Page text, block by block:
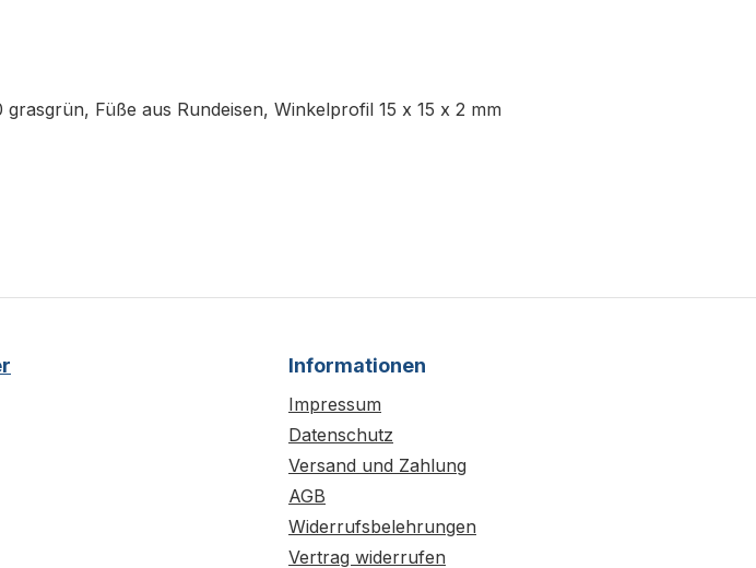
Füße aus Rundeisen, Winkelprofil 15 x 15 x 2 mm
Informationen
Impressum
Datenschutz
Versand und Zahlung
AGB
Widerrufsbelehrungen
Vertrag widerrufen